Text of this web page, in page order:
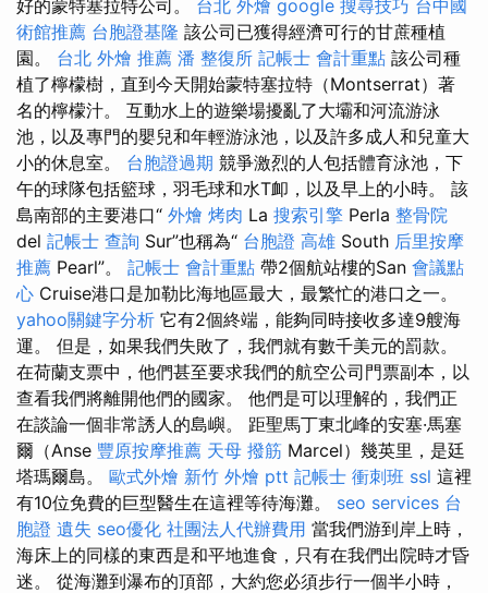
好的蒙特塞拉特公司。 台北 外燴 google 搜尋技巧 台中國
術館推薦 台胞證基隆 該公司已獲得經濟可行的甘蔗種植
園。 台北 外燴 推薦 潘 整復所 記帳士 會計重點 該公司種
植了檸檬樹，直到今天開始蒙特塞拉特（Montserrat）著
名的檸檬汁。 互動水上的遊樂場擾亂了大壩和河流游泳
池，以及專門的嬰兒和年輕游泳池，以及許多成人和兒童大
小的休息室。 台胞證過期 競爭激烈的人包括體育泳池，下
午的球隊包括籃球，羽毛球和水T卹，以及早上的小時。 該
島南部的主要港口“ 外燴 烤肉 La 搜索引擎 Perla 整骨院
del 記帳士 查詢 Sur”也稱為“ 台胞證 高雄 South 后里按摩
推薦 Pearl”。 記帳士 會計重點 帶2個航站樓的San 會議點
心 Cruise港口是加勒比海地區最大，最繁忙的港口之一。
yahoo關鍵字分析 它有2個終端，能夠同時接收多達9艘海
運。 但是，如果我們失敗了，我們就有數千美元的罰款。
在荷蘭支票中，他們甚至要求我們的航空公司門票副本，以
查看我們將離開他們的國家。 他們是可以理解的，我們正
在談論一個非常誘人的島嶼。 距聖馬丁東北峰的安塞·馬塞
爾（Anse 豐原按摩推薦 天母 撥筋 Marcel）幾英里，是廷
塔瑪爾島。 歐式外燴 新竹 外燴 ptt 記帳士 衝刺班 ssl 這裡
有10位免費的巨型醫生在這裡等待海灘。 seo services 台
胞證 遺失 seo優化 社團法人代辦費用 當我們游到岸上時，
海床上的同樣的東西是和平地進食，只有在我們出院時才昏
迷。 從海灘到瀑布的頂部，大約您必須步行一個半小時，